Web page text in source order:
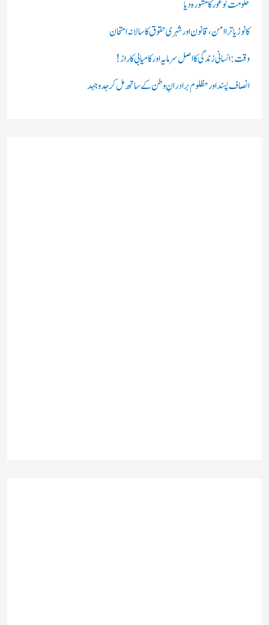
حکومت کو غور کا مشورہ دیا
کانوڑ یاترا امن،قانون اور شہری حقوق کا سالانہ امتحان
وقت: انسانی زندگی کا اصل سرمایہ اور کامیابی کا راز !
انصاف پسند اور مظلوم برادرانِ وطن کے ساتھ مل کر جدوجہد